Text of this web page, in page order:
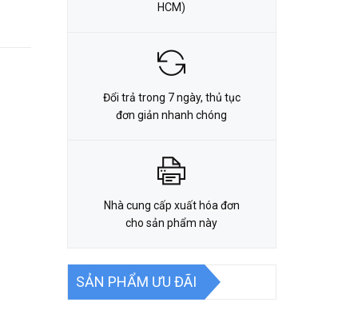
HCM)
Đổi trả trong 7 ngày, thủ tục
đơn giản nhanh chóng
Nhà cung cấp xuất hóa đơn
cho sản phẩm này
SẢN PHẨM ƯU ĐÃI